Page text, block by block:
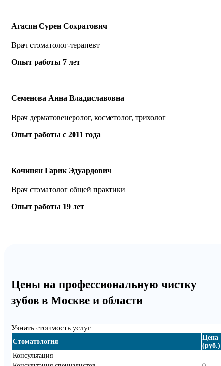
Агасян Сурен Сократович
Врач стоматолог-терапевт
Опыт работы 7 лет
Семенова Анна Владиславовна
Врач дерматовенеролог, косметолог, трихолог
Опыт работы с 2011 года
Кочинян Гарик Эдуардович
Врач стоматолог общей практики
Опыт работы 19 лет
Цены на профессиональную чистку
зубов в Москве и области
Узнать стоимость услуг
Стоматология
Цена
(руб.)
Консультация